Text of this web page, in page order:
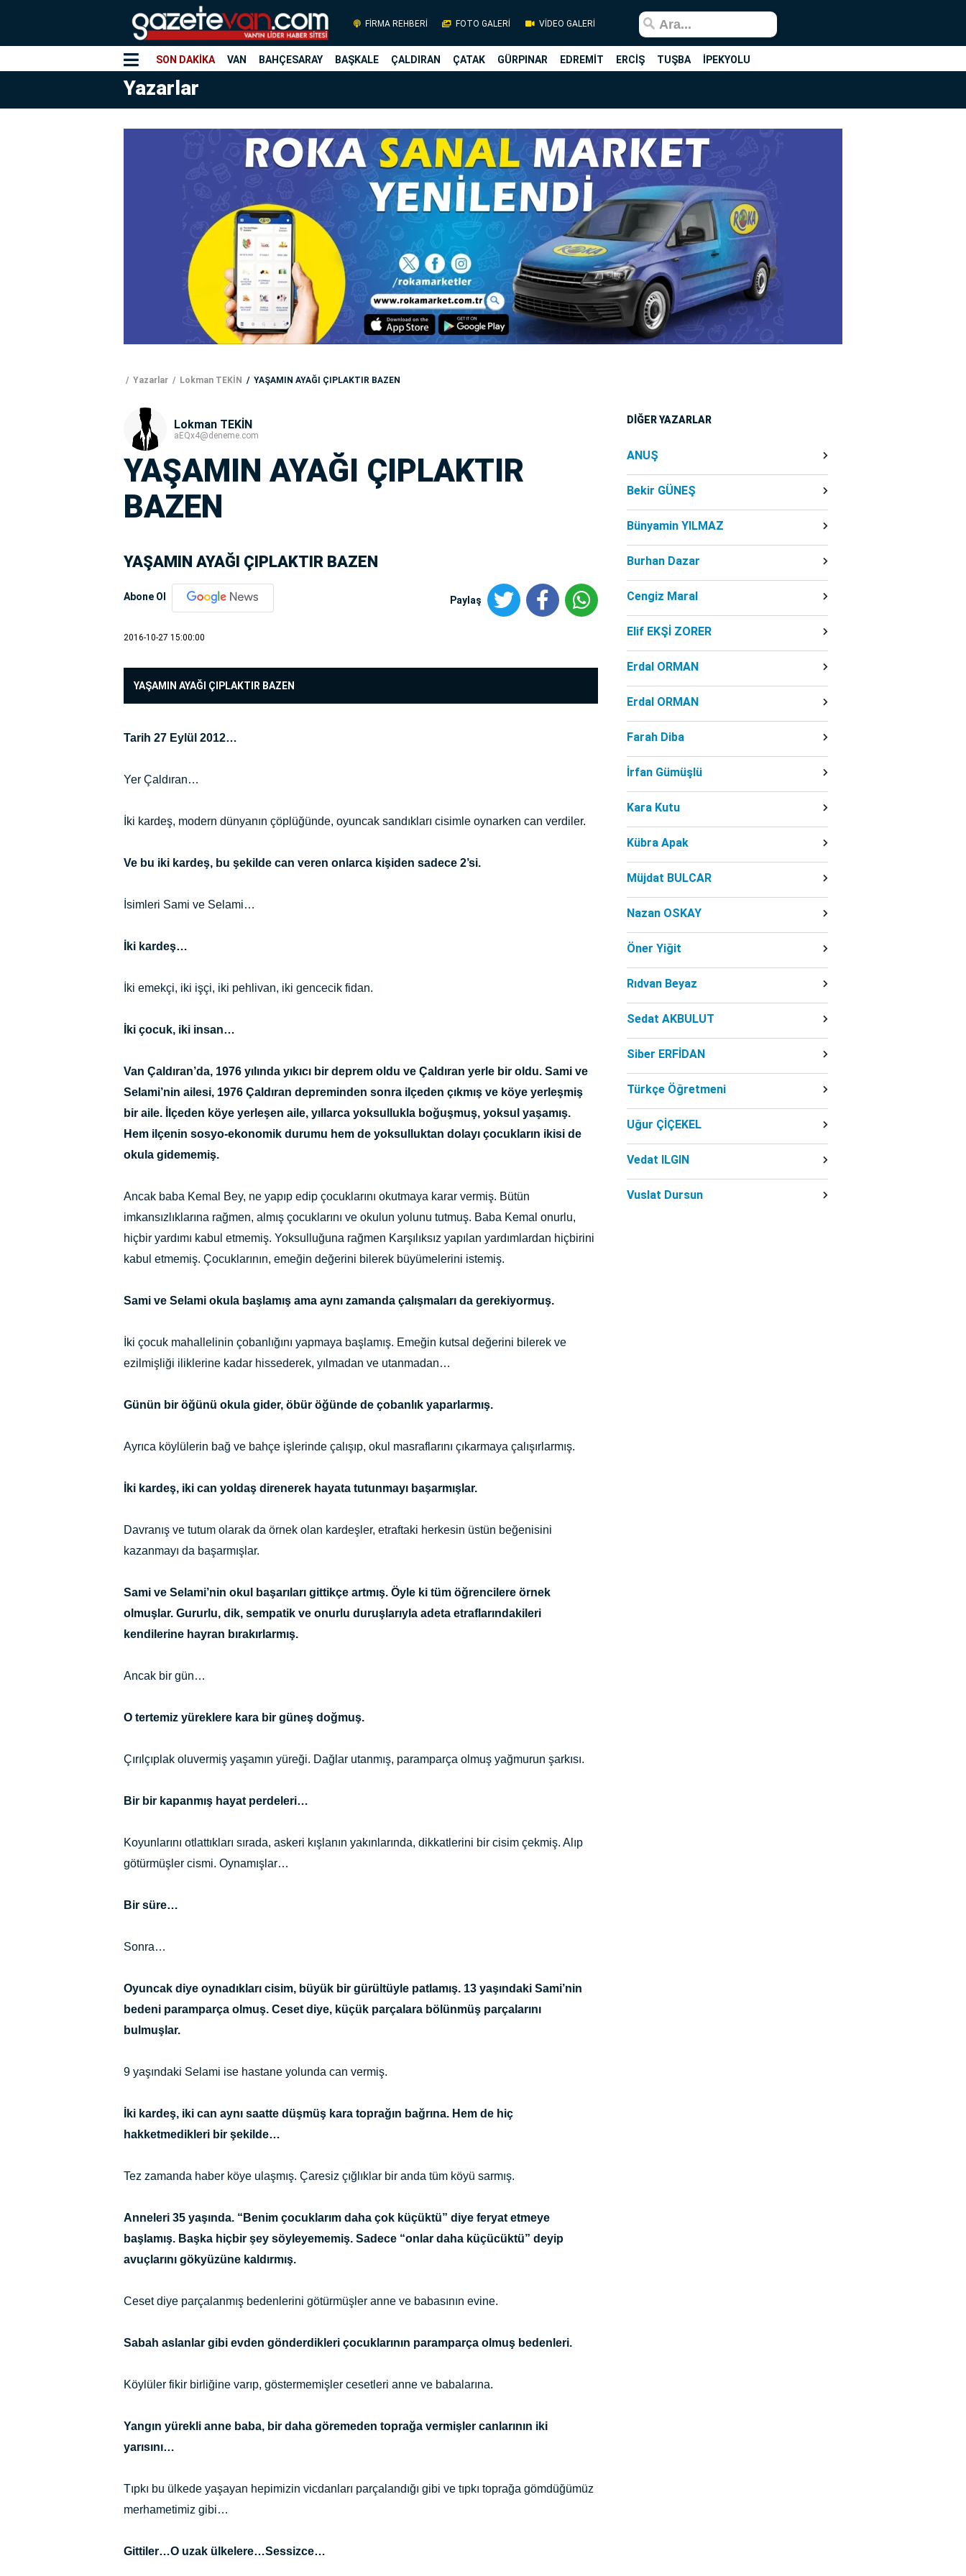
FİRMA REHBERİ FOTO GALERİ VİDEO GALERİ
SON DAKİKA VAN BAHÇESARAY BAŞKALE ÇALDIRAN ÇATAK GÜRPINAR EDREMİT ERCİŞ TUŞBA İPEKYOLU
Yazarlar
Yazarlar Lokman TEKİN YAŞAMIN AYAĞI ÇIPLAKTIR BAZEN
Lokman TEKİN
aEQx4@deneme.com
YAŞAMIN AYAĞI ÇIPLAKTIR
BAZEN
YAŞAMIN AYAĞI ÇIPLAKTIR BAZEN
Abone Ol Paylaş
2016-10-27 15:00:00
YAŞAMIN AYAĞI ÇIPLAKTIR BAZEN
Tarih 27 Eylül 2012…
Yer Çaldıran…
İki kardeş, modern dünyanın çöplüğünde, oyuncak sandıkları cisimle oynarken can verdiler.
Ve bu iki kardeş, bu şekilde can veren onlarca kişiden sadece 2’si.
İsimleri Sami ve Selami…
İki kardeş…
İki emekçi, iki işçi, iki pehlivan, iki gencecik fidan.
İki çocuk, iki insan…
Van Çaldıran’da, 1976 yılında yıkıcı bir deprem oldu ve Çaldıran yerle bir oldu. Sami ve
Selami’nin ailesi, 1976 Çaldıran depreminden sonra ilçeden çıkmış ve köye yerleşmiş
bir aile. İlçeden köye yerleşen aile, yıllarca yoksullukla boğuşmuş, yoksul yaşamış.
Hem ilçenin sosyo-ekonomik durumu hem de yoksulluktan dolayı çocukların ikisi de
okula gidememiş.
Ancak baba Kemal Bey, ne yapıp edip çocuklarını okutmaya karar vermiş. Bütün
imkansızlıklarına rağmen, almış çocuklarını ve okulun yolunu tutmuş. Baba Kemal onurlu,
hiçbir yardımı kabul etmemiş. Yoksulluğuna rağmen Karşılıksız yapılan yardımlardan hiçbirini
kabul etmemiş. Çocuklarının, emeğin değerini bilerek büyümelerini istemiş.
Sami ve Selami okula başlamış ama aynı zamanda çalışmaları da gerekiyormuş.
İki çocuk mahallelinin çobanlığını yapmaya başlamış. Emeğin kutsal değerini bilerek ve
ezilmişliği iliklerine kadar hissederek, yılmadan ve utanmadan…
Günün bir öğünü okula gider, öbür öğünde de çobanlık yaparlarmış.
Ayrıca köylülerin bağ ve bahçe işlerinde çalışıp, okul masraflarını çıkarmaya çalışırlarmış.
İki kardeş, iki can yoldaş direnerek hayata tutunmayı başarmışlar.
Davranış ve tutum olarak da örnek olan kardeşler, etraftaki herkesin üstün beğenisini
kazanmayı da başarmışlar.
Sami ve Selami’nin okul başarıları gittikçe artmış. Öyle ki tüm öğrencilere örnek
olmuşlar. Gururlu, dik, sempatik ve onurlu duruşlarıyla adeta etraflarındakileri
kendilerine hayran bırakırlarmış.
Ancak bir gün…
O tertemiz yüreklere kara bir güneş doğmuş.
Çırılçıplak oluvermiş yaşamın yüreği. Dağlar utanmış, paramparça olmuş yağmurun şarkısı.
Bir bir kapanmış hayat perdeleri…
Koyunlarını otlattıkları sırada, askeri kışlanın yakınlarında, dikkatlerini bir cisim çekmiş. Alıp
götürmüşler cismi. Oynamışlar…
Bir süre…
Sonra…
Oyuncak diye oynadıkları cisim, büyük bir gürültüyle patlamış. 13 yaşındaki Sami’nin
bedeni paramparça olmuş. Ceset diye, küçük parçalara bölünmüş parçalarını
bulmuşlar.
9 yaşındaki Selami ise hastane yolunda can vermiş.
İki kardeş, iki can aynı saatte düşmüş kara toprağın bağrına. Hem de hiç
hakketmedikleri bir şekilde…
Tez zamanda haber köye ulaşmış. Çaresiz çığlıklar bir anda tüm köyü sarmış.
Anneleri 35 yaşında. “Benim çocuklarım daha çok küçüktü” diye feryat etmeye
başlamış. Başka hiçbir şey söyleyememiş. Sadece “onlar daha küçücüktü” deyip
avuçlarını gökyüzüne kaldırmış.
Ceset diye parçalanmış bedenlerini götürmüşler anne ve babasının evine.
Sabah aslanlar gibi evden gönderdikleri çocuklarının paramparça olmuş bedenleri.
Köylüler fikir birliğine varıp, göstermemişler cesetleri anne ve babalarına.
Yangın yürekli anne baba, bir daha göremeden toprağa vermişler canlarının iki
yarısını…
Tıpkı bu ülkede yaşayan hepimizin vicdanları parçalandığı gibi ve tıpkı toprağa gömdüğümüz
merhametimiz gibi…
Gittiler…O uzak ülkelere…Sessizce…
DİĞER YAZARLAR
ANUŞ
Bekir GÜNEŞ
Bünyamin YILMAZ
Burhan Dazar
Cengiz Maral
Elif EKŞİ ZORER
Erdal ORMAN
Erdal ORMAN
Farah Diba
İrfan Gümüşlü
Kara Kutu
Kübra Apak
Müjdat BULCAR
Nazan OSKAY
Öner Yiğit
Rıdvan Beyaz
Sedat AKBULUT
Siber ERFİDAN
Türkçe Öğretmeni
Uğur ÇİÇEKEL
Vedat ILGIN
Vuslat Dursun